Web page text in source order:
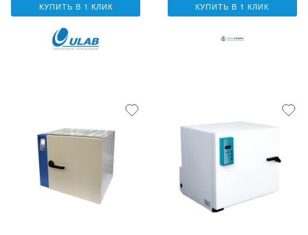
КУПИТЬ В 1 КЛИК КУПИТЬ В 1 КЛИК